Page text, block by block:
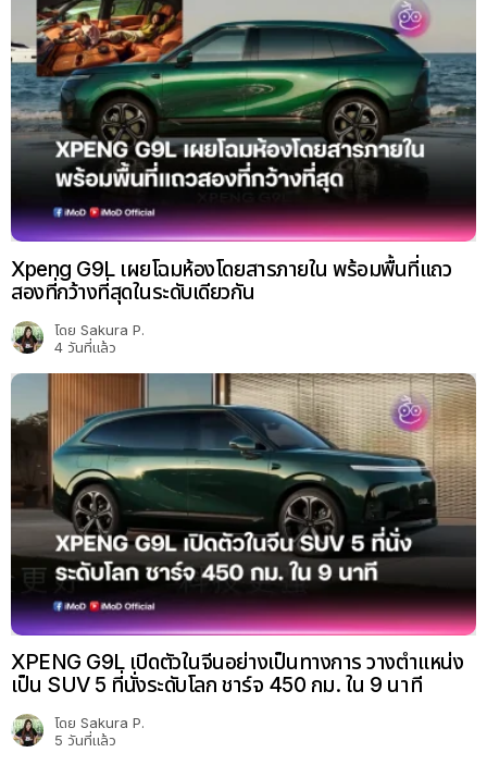
Xpeng G9L เผยโฉมห้องโดยสารภายใน พร้อมพื้นที่แถว
สองที่กว้างที่สุดในระดับเดียวกัน
โดย Sakura P.
4 วันที่แล้ว
XPENG G9L เปิดตัวในจีนอย่างเป็นทางการ วางตำแหน่ง
เป็น SUV 5 ที่นั่งระดับโลก ชาร์จ 450 กม. ใน 9 นาที
โดย Sakura P.
5 วันที่แล้ว